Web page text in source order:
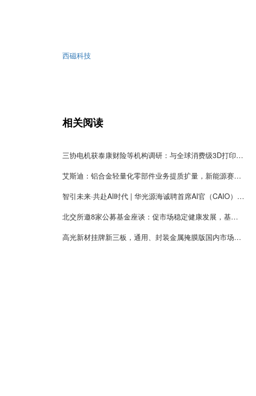
西磁科技
相关阅读
三协电机获泰康财险等机构调研：与全球消费级3D打印头部企业拓竹长期合作，有望获得大量新增客户需求
艾斯迪：铝合金轻量化零部件业务提质扩量，新能源赛道占比持续提高
智引未来·共赴AI时代 | 华光源海诚聘首席AI官（CAIO），共创智慧物流新未来！
北交所邀8家公募基金座谈：促市场稳定健康发展，基金称上市公司质量持续提升
高光新材挂牌新三板，通用、封装金属掩膜版国内市场份额排名第一